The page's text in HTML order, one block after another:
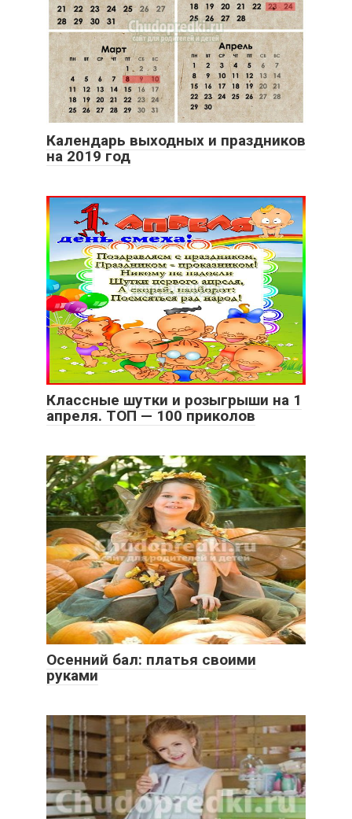
Календарь выходных и праздников
на 2019 год
Классные шутки и розыгрыши на 1
апреля. ТОП — 100 приколов
Осенний бал: платья своими
руками